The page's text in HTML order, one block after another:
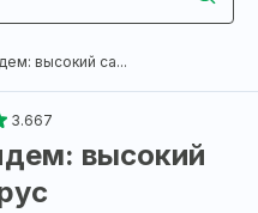
высокий са...
3.667
высокий